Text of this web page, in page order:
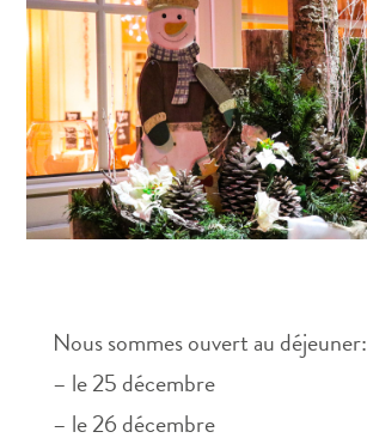
Nous sommes ouvert au déjeuner:
– le 25 décembre
– le 26 décembre